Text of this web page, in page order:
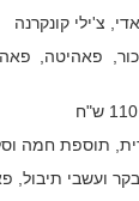
צ'ילי קונקרנה
פאהיטה,
תוספת חמה
ועשבי תיבול,